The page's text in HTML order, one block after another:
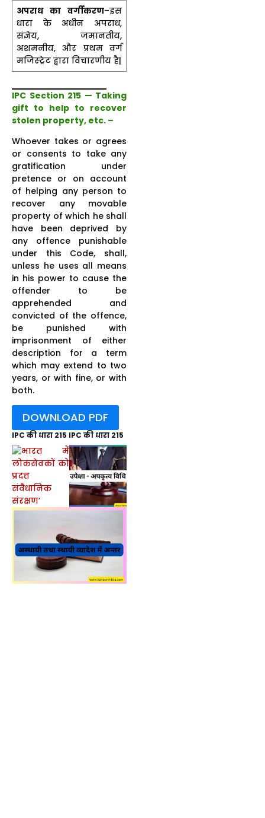
अपराध का वर्गीकरण–इस
धारा के अधीन अपराध,
संज्ञेय, जमानतीय,
अशमनीय, और प्रथम वर्ग
मजिस्ट्रेट द्वारा विचारणीय है|
IPC Section 215 — Taking
gift to help to recover
stolen property, etc. –
Whoever takes or agrees
or consents to take any
gratification under
pretence or on account
of helping any person to
recover any movable
property of which he shall
have been deprived by
any offence punishable
under this Code, shall,
unless he uses all means
in his power to cause the
offender to be
apprehended and
convicted of the offence,
be punished with
imprisonment of either
description for a term
which may extend to two
years, or with fine, or with
both.
DOWNLOAD PDF
IPC की धारा 215 IPC की धारा 215